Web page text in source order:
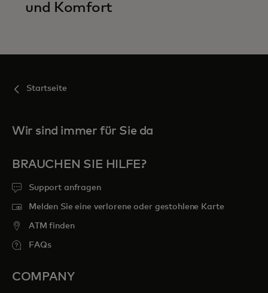
und Komfort
Startseite
Wir sind immer für Sie da
BRAUCHEN SIE HILFE?
Support anfragen
Melden Sie eine verlorene oder gestohlene Karte
ATM finden
FAQs
COMPANY